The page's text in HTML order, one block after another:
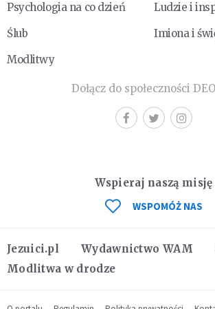
Psychologia na co dzień
Ludzie i
Ślub
Imiona i
Modlitwy
Dołącz do społeczności
Jezuici.pl Wydawnictwo WAM
Modlitwa w drodze
Wspieraj naszą misję
WSPOMÓŻ NAS